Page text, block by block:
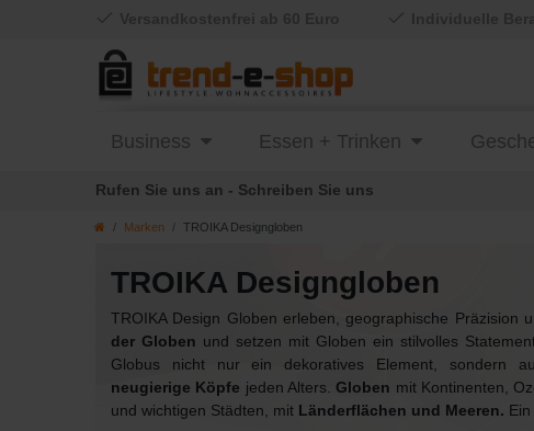
Marken TROIKA Designgloben
Business Essen + Trinken
Rufen Sie uns an - Schreiben Sie uns
TROIKA Designgloben
TROIKA Design Globen erleben, geographische Präzision
der Globen und setzen mit Globen ein stilvolles
Globus nicht nur ein dekoratives Element, sondern
neugierige Köpfe jeden Alters. Globen mit Kontinenten,
und wichtigen Städten, mit Länderflächen und Meeren.